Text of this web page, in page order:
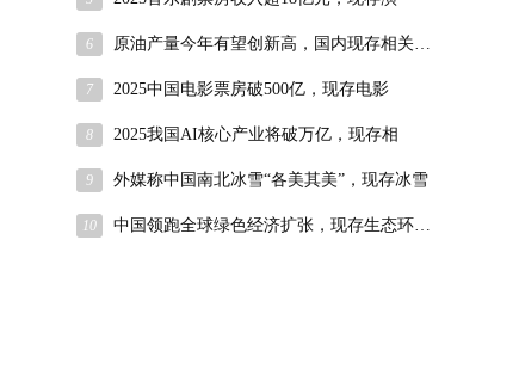
6 原油产量今年有望创新高，国内现存相关企业
7 2025中国电影票房破500亿，现存电影
8 2025我国AI核心产业将破万亿，现存相
9 外媒称中国南北冰雪“各美其美”，现存冰雪
10 中国领跑全球绿色经济扩张，现存生态环保相